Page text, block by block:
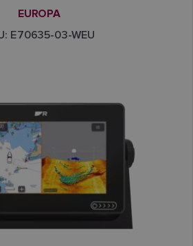
EUROPA
E70635-03-WEU